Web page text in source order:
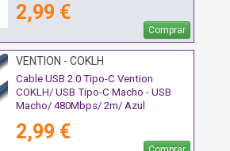
2,99 €
Comprar
VENTION - COKLH
Cable USB 2.0 Tipo-C Vention
COKLH/ USB Tipo-C Macho - USB
Macho/ 480Mbps/ 2m/ Azul
2,99 €